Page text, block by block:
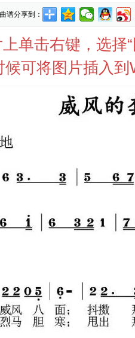
谱分享到：
单击右键，选择
候可将图片插入